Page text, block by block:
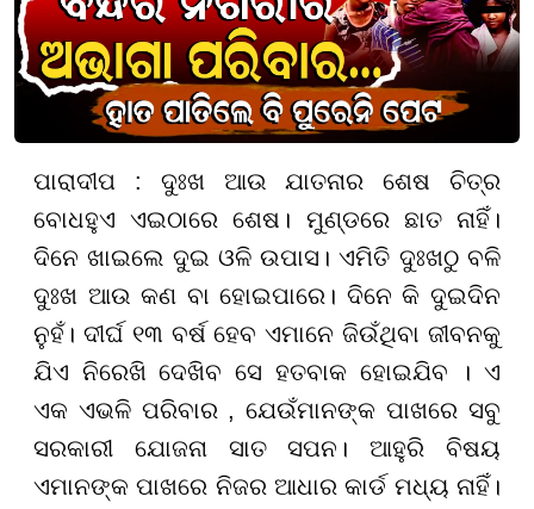
ପାରାଦୀପ : ଦୁଃଖ ଆଉ ଯାତନାର ଶେଷ ଚିତ୍ର
ବୋଧହୁଏ ଏଇଠାରେ ଶେଷ। ମୁଣ୍ଡରେ ଛାତ ନାହିଁ।
ଦିନେ ଖାଇଲେ ଦୁଇ ଓଳି ଉପାସ। ଏମିତି ଦୁଃଖଠୁ ବଳି
ଦୁଃଖ ଆଉ କଣ ବା ହୋଇପାରେ। ଦିନେ କି ଦୁଇଦିନ
ନୁହଁ। ଦୀର୍ଘ ୧୩ ବର୍ଷ ହେବ ଏମାନେ ଜିଉଁଥିବା ଜୀବନକୁ
ଯିଏ ନିରେଖି ଦେଖିବ ସେ ହତବାକ ହୋଇଯିବ । ଏ
ଏକ ଏଭଳି ପରିବାର , ଯେଉଁମାନଙ୍କ ପାଖରେ ସବୁ
ସରକାରୀ ଯୋଜନା ସାତ ସପନ। ଆହୁରି ବିଷୟ
ଏମାନଙ୍କ ପାଖରେ ନିଜର ଆଧାର କାର୍ଡ ମଧ୍ୟ ନାହିଁ।